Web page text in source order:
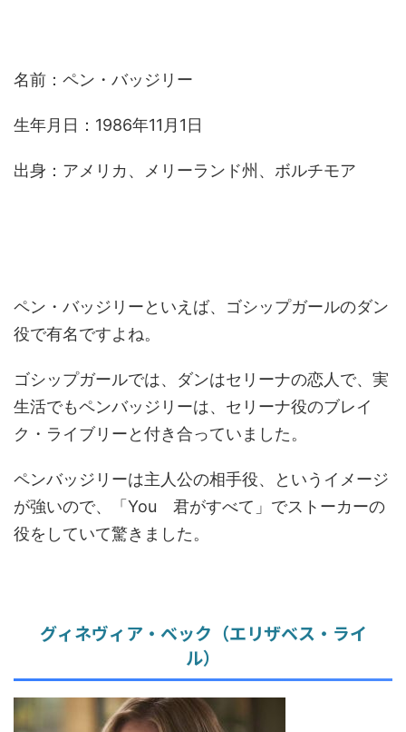
名前：ペン・バッジリー
生年月日：1986年11月1日
出身：アメリカ、メリーランド州、ボルチモア
ペン・バッジリーといえば、ゴシップガールのダン
役で有名ですよね。
ゴシップガールでは、ダンはセリーナの恋人で、実
生活でもペンバッジリーは、セリーナ役のブレイ
ク・ライブリーと付き合っていました。
ペンバッジリーは主人公の相手役、というイメージ
が強いので、「You 君がすべて」でストーカーの
役をしていて驚きました。
グィネヴィア・ベック（エリザベス・ライ
ル）